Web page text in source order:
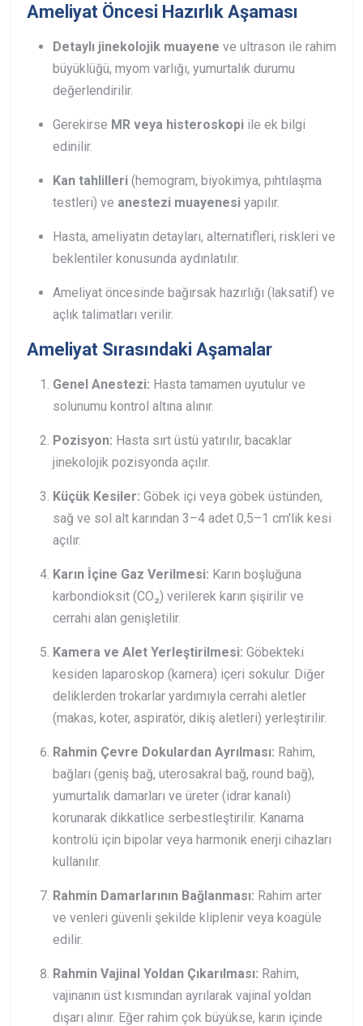
Ameliyat Öncesi Hazırlık Aşaması
Detaylı jinekolojik muayene ve ultrason ile rahim
büyüklüğü, myom varlığı, yumurtalık durumu
değerlendirilir.
Gerekirse MR veya histeroskopi ile ek bilgi
edinilir.
Kan tahlilleri (hemogram, biyokimya, pıhtılaşma
testleri) ve anestezi muayenesi yapılır.
Hasta, ameliyatın detayları, alternatifleri, riskleri ve
beklentiler konusunda aydınlatılır.
Ameliyat öncesinde bağırsak hazırlığı (laksatif) ve
açlık talimatları verilir.
Ameliyat Sırasındaki Aşamalar
Genel Anestezi: Hasta tamamen uyutulur ve
solunumu kontrol altına alınır.
Pozisyon: Hasta sırt üstü yatırılır, bacaklar
jinekolojik pozisyonda açılır.
Küçük Kesiler: Göbek içi veya göbek üstünden,
sağ ve sol alt karından 3–4 adet 0,5–1 cm'lik kesi
açılır.
Karın İçine Gaz Verilmesi: Karın boşluğuna
karbondioksit (CO₂) verilerek karın şişirilir ve
cerrahi alan genişletilir.
Kamera ve Alet Yerleştirilmesi: Göbekteki
kesiden laparoskop (kamera) içeri sokulur. Diğer
deliklerden trokarlar yardımıyla cerrahi aletler
(makas, koter, aspiratör, dikiş aletleri) yerleştirilir.
Rahmin Çevre Dokulardan Ayrılması: Rahim,
bağları (geniş bağ, uterosakral bağ, round bağ),
yumurtalık damarları ve üreter (idrar kanalı)
korunarak dikkatlice serbestleştirilir. Kanama
kontrolü için bipolar veya harmonik enerji cihazları
kullanılır.
Rahmin Damarlarının Bağlanması: Rahim arter
ve venleri güvenli şekilde kliplenir veya koagüle
edilir.
Rahmin Vajinal Yoldan Çıkarılması: Rahim,
vajinanın üst kısmından ayrılarak vajinal yoldan
dışarı alınır. Eğer rahim çok büyükse, karın içinde